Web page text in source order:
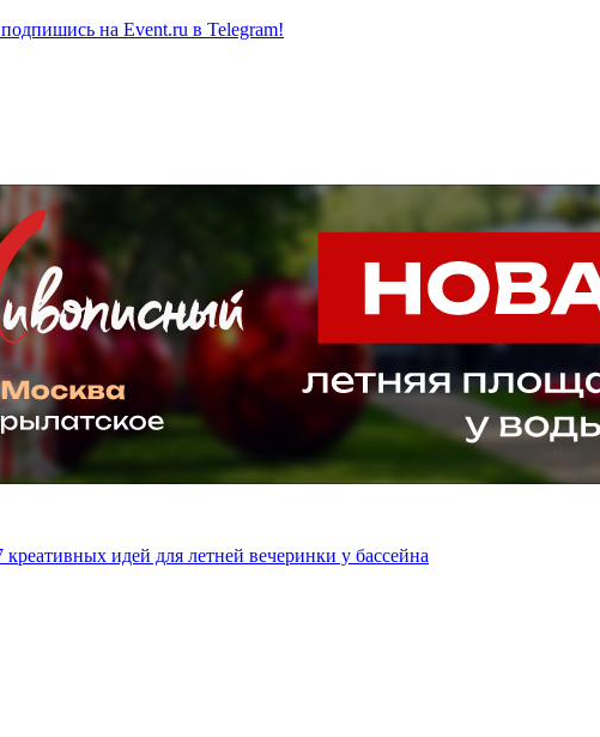
на Event.ru в Telegram!
креативных идей для летней вечеринки у бассейна